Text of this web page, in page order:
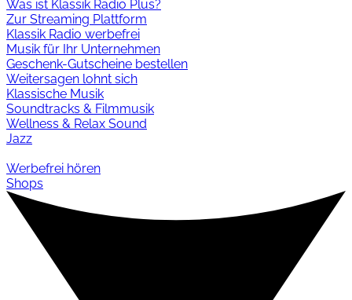
Was ist Klassik Radio Plus?
Zur Streaming Plattform
Klassik Radio werbefrei
Musik für Ihr Unternehmen
Geschenk-Gutscheine bestellen
Weitersagen lohnt sich
Klassische Musik
Soundtracks & Filmmusik
Wellness & Relax Sound
Jazz
Werbefrei hören
Shops